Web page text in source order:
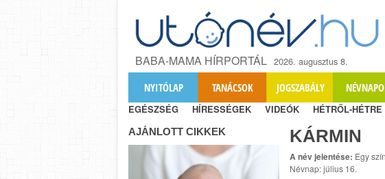
BABA-MAMA HÍRPORTÁL 2026. augusztus 8.
NYITÓLAP TANÁCSOK JOGSZABÁLY
EGÉSZSÉG HÍRESSÉGEK VIDEÓK HÉTRŐL-HÉTRE
KÁRMIN
A név jelentése: Egy
Névnap: július 16.
AJÁNLOTT CIKKEK